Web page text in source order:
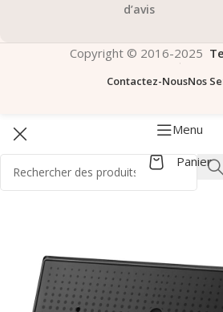
d’avis
Copyright © 2016-2025
Contactez-NousNos
Menu
Panier